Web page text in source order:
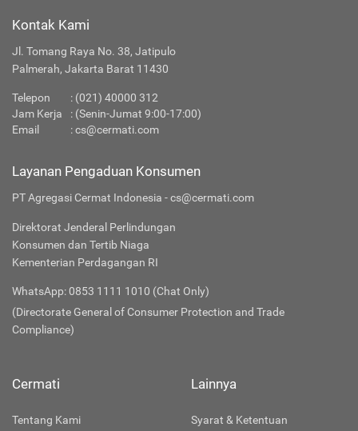
Kontak Kami
Jl. Tomang Raya No. 38, Jatipulo
Palmerah, Jakarta Barat 11430
Telepon : (021) 40000 312
Jam Kerja
: (Senin-Jumat 9:00-17:00)
Email
:cs@cermati.com
Layanan Pengaduan Konsumen
PT Agregasi Cermat Indonesia - cs@cermati.com
Direktorat Jenderal Perlindungan
Konsumen dan Tertib Niaga
Kementerian Perdagangan RI
WhatsApp: 0853 1111 1010 (Chat Only)
(Directorate General of Consumer Protection and Trade
Compliance)
Cermati
Tentang Kami
Lainnya
Syarat & Ketentuan